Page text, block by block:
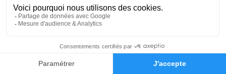
Faire-part Hommages
Crématorium de Lyon
17 Rue Pierre Delore
Je rends hommage